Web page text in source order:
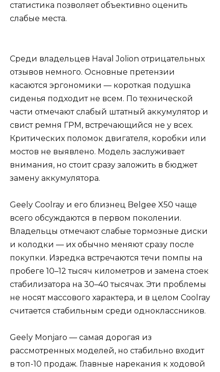
статистика позволяет объективно оценить
слабые места.
Среди владельцев Haval Jolion отрицательных
отзывов немного. Основные претензии
касаются эргономики — короткая подушка
сиденья подходит не всем. По технической
части отмечают слабый штатный аккумулятор и
свист ремня ГРМ, встречающийся не у всех.
Критических поломок двигателя, коробки или
мостов не выявлено. Модель заслуживает
внимания, но стоит сразу заложить в бюджет
замену аккумулятора.
Geely Coolray и его близнец Belgee X50 чаще
всего обсуждаются в первом поколении.
Владельцы отмечают слабые тормозные диски
и колодки — их обычно меняют сразу после
покупки. Изредка встречаются течи помпы на
пробеге 10–12 тысяч километров и замена стоек
стабилизатора на 30–40 тысячах. Эти проблемы
не носят массового характера, и в целом Coolray
считается стабильным среди одноклассников.
Geely Monjaro — самая дорогая из
рассмотренных моделей, но стабильно входит
в топ-10 продаж. Главные нарекания к ходовой